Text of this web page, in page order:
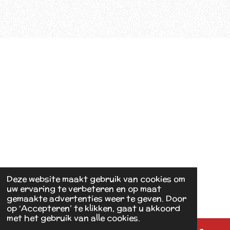
Deze website maakt gebruik van cookies om
uw ervaring te verbeteren en op maat
gemaakte advertenties weer te geven. Door
op ‘Accepteren’ te klikken, gaat u akkoord
met het gebruik van alle cookies.